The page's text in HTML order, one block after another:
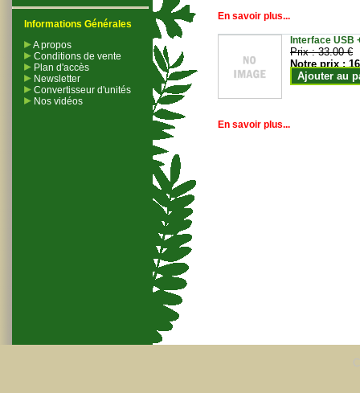
Informations Générales
A propos
Conditions de vente
Plan d'accès
Newsletter
Convertisseur d'unités
Nos vidéos
En savoir plus...
Interface USB
Prix :33.00 €
Notre prix :
Ajouter au
En savoir plus...